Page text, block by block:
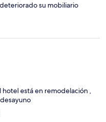
su mobiliario
está en remodelación ,